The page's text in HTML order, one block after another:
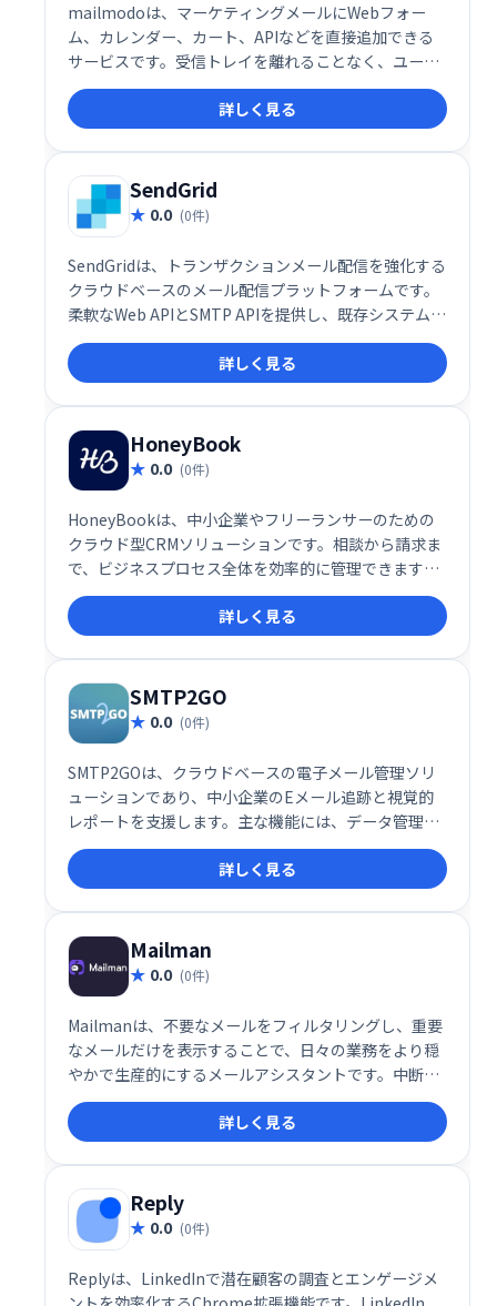
mailmodoは、マーケティングメールにWebフォー
ム、カレンダー、カート、APIなどを直接追加できる
サービスです。受信トレイを離れることなく、ユーザ
ーはメール内で必要なアクションを実行できます。こ
れにより、エンゲージメントの向上とコンバージョン
率の改善に貢献します。顧客体験をスムーズにし、効
率的なマーケティングを実現しましょう。
詳しく見る
SendGrid
0.0 (0件)
SendGridは、トランザクションメール配信を強化する
クラウドベースのメール配信プラットフォームです。
柔軟なWeb APIとSMTP APIを提供し、既存システムと
の容易な統合を実現します。スケーラブルなインフラ
ストラクチャにより、大量のメール送信にも対応可
能。数分で稼働開始でき、ビジネスの成長をサポート
します。
詳しく見る
HoneyBook
0.0 (0件)
HoneyBookは、中小企業やフリーランサーのための
クラウド型CRMソリューションです。相談から請求ま
で、ビジネスプロセス全体を効率的に管理できます。
プロジェクト管理、顧客予約、請求書発行、オンライ
ン契約、支払い管理など、ビジネスに必要な機能をワ
ンストップで提供。スムーズなワークフローを実現
し、生産性を向上させます。
詳しく見る
SMTP2GO
0.0 (0件)
SMTP2GOは、クラウドベースの電子メール管理ソリ
ューションであり、中小企業のEメール追跡と視覚的
レポートを支援します。主な機能には、データ管理、
電子メールモニタリング、ブラックリスト、品質テス
ト、記録管理、電子メール認証、APIなどがありま
す。
詳しく見る
Mailman
0.0 (0件)
Mailmanは、不要なメールをフィルタリングし、重要
なメールだけを表示することで、日々の業務をより穏
やかで生産的にするメールアシスタントです。中断を
最小限に抑え、集中力を高め、効率的なメール管理を
実現します。 煩わしいメールに邪魔されることなく、
大切な業務に集中しましょう。
詳しく見る
Reply
0.0 (0件)
Replyは、LinkedInで潜在顧客の調査とエンゲージメ